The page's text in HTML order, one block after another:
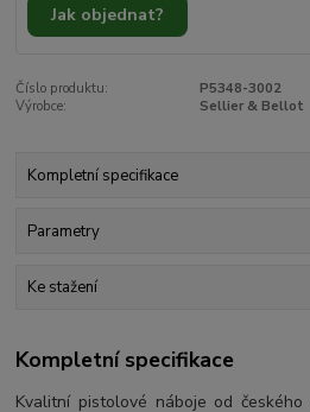
Jak objednat?
Číslo produktu:
P5348-3002
Výrobce:
Sellier & Bellot
Kompletní specifikace
Parametry
Ke stažení
Kompletní specifikace
Kvalitní pistolové náboje od